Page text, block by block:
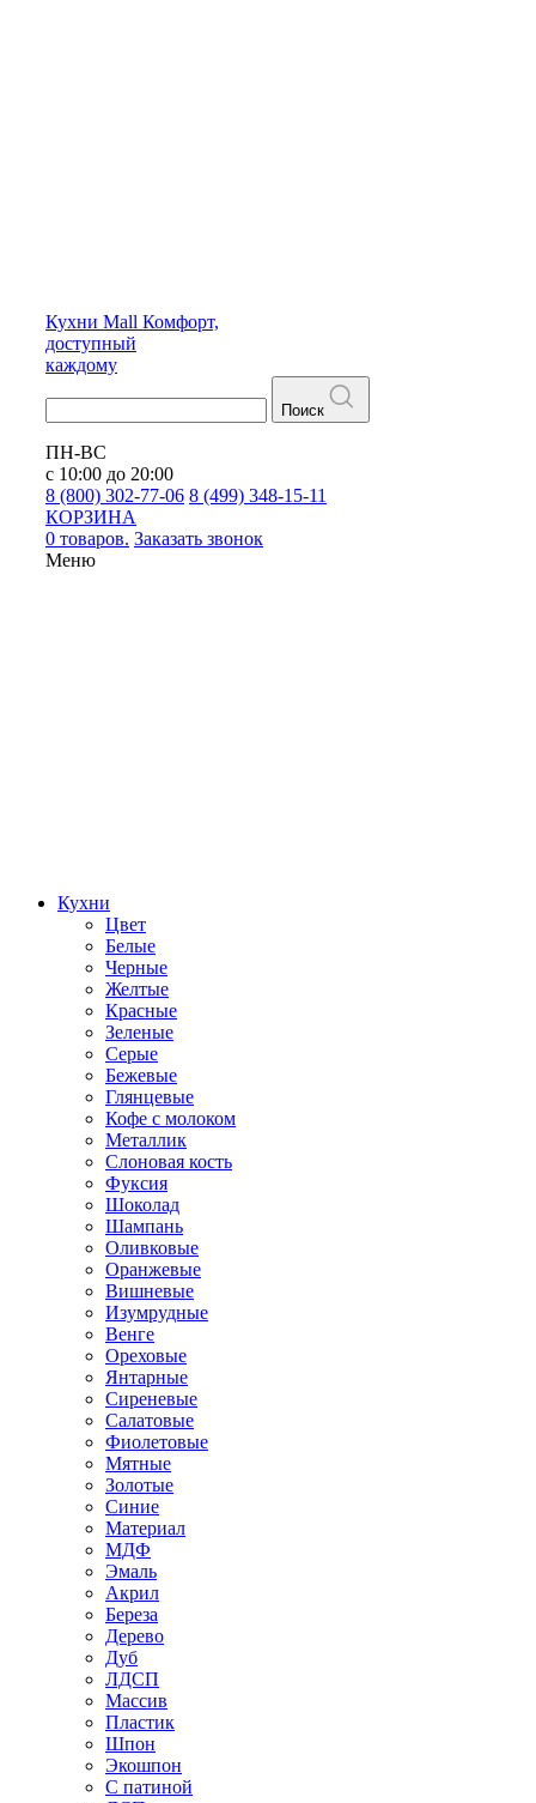
Кухни Mall Комфорт,
доступный
каждому
Поиск
ПН-ВС
с 10:00 до 20:00
8 (800) 302-77-06 8 (499) 348-15-11
КОРЗИНА
0 товаров. Заказать звонок
Меню
Кухни
Цвет
Белые
Черные
Желтые
Красные
Зеленые
Серые
Бежевые
Глянцевые
Кофе с молоком
Металлик
Слоновая кость
Фуксия
Шоколад
Шампань
Оливковые
Оранжевые
Вишневые
Изумрудные
Венге
Ореховые
Янтарные
Сиреневые
Салатовые
Фиолетовые
Мятные
Золотые
Синие
Материал
МДФ
Эмаль
Акрил
Береза
Дерево
Дуб
ЛДСП
Массив
Пластик
Шпон
Экошпон
С патиной